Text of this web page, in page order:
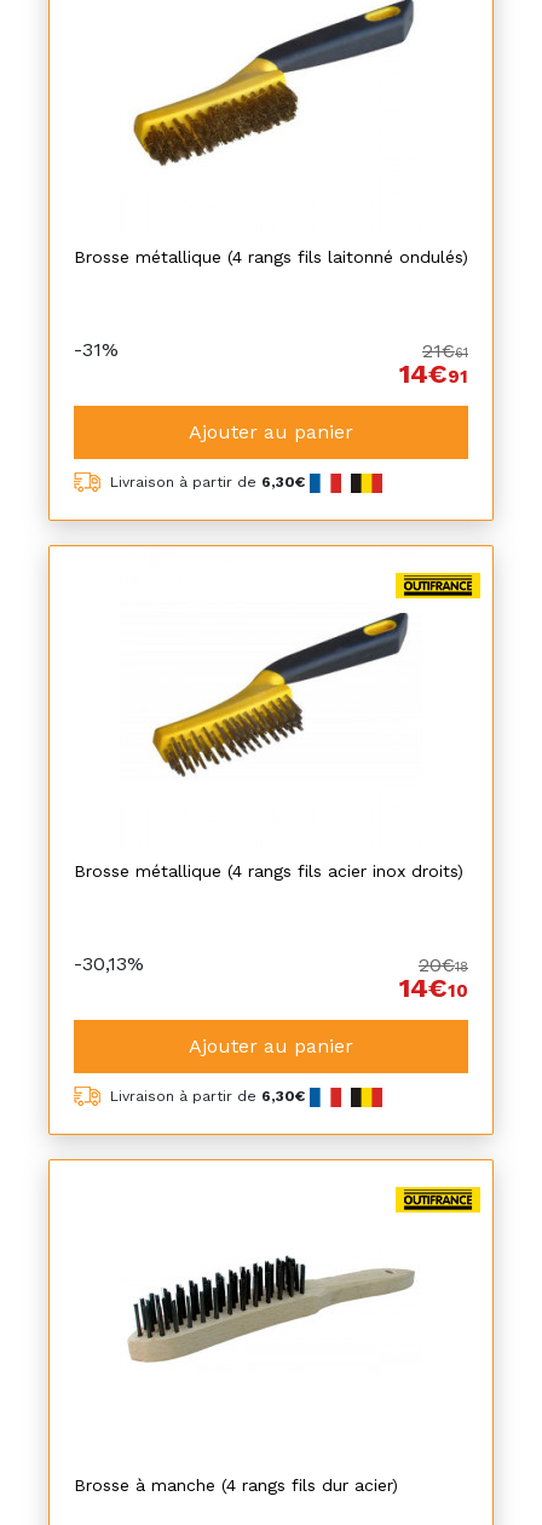
Brosse métallique (4 rangs fils laitonné ondulés)
-31% 21€61
14€91
Ajouter au panier
Livraison à partir de 6,30€
Brosse métallique (4 rangs fils acier inox droits)
-30,13% 20€18
14€10
Ajouter au panier
Livraison à partir de 6,30€
Brosse à manche (4 rangs fils dur acier)